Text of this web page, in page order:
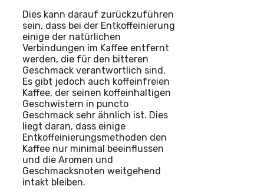
Dies kann darauf zurückzuführen
sein, dass bei der Entkoffeinierung
einige der natürlichen
Verbindungen im Kaffee entfernt
werden, die für den bitteren
Geschmack verantwortlich sind.
Es gibt jedoch auch koffeinfreien
Kaffee, der seinen koffeinhaltigen
Geschwistern in puncto
Geschmack sehr ähnlich ist. Dies
liegt daran, dass einige
Entkoffeinierungsmethoden den
Kaffee nur minimal beeinflussen
und die Aromen und
Geschmacksnoten weitgehend
intakt bleiben.